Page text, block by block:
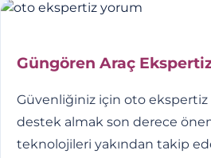
Güngören Araç
Güvenliğiniz için oto ekspertiz
destek almak son derece
teknolojileri yakından takip